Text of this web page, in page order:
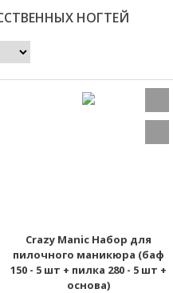
НОГТЕЙ
Crazy Manic Набор для
пилочного маникюра (баф
150 - 5 шт + пилка 280 - 5 шт +
основа)